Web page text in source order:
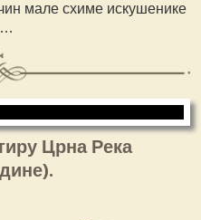
мале схиме искушенике
…
Црна Река